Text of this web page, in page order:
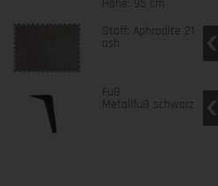
Höhe: 95 cm
Stoff: Aphrodite 21
ash
Fuß
Metallfuß schwarz